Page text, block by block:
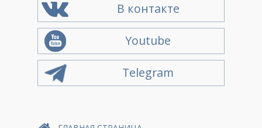
В контакте
Youtube
Telegram